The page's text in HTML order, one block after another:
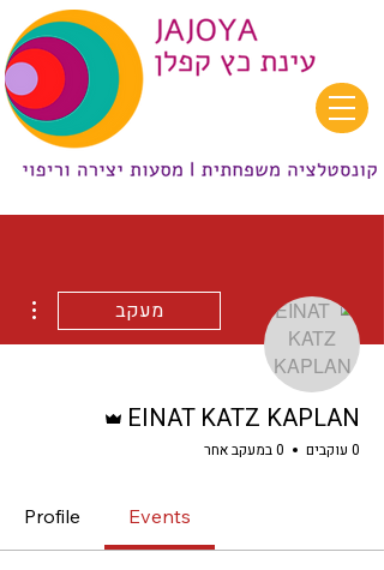
מעקב
EINAT KATZ KAPLAN
0 עוקבים 0 במעקב אחר
Profile Events